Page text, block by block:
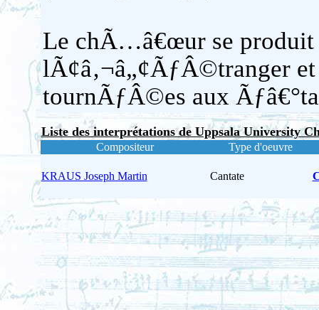
Le chÃ…â€œur se produit
lÃ¢â‚¬â„¢ÃƒÂ©tranger
tournÃƒÂ©es aux
Liste des interprétations de Uppsala University
Compositeur Type d'oeuvre
KRAUS Joseph Martin Cantate